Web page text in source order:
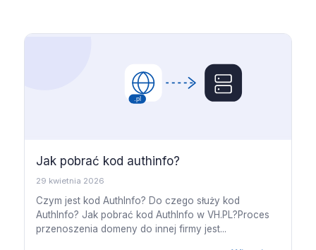
Jak pobrać kod authinfo?
29 kwietnia 2026
Czym jest kod AuthInfo? Do czego służy kod
AuthInfo? Jak pobrać kod AuthInfo w VH.PL?Proces
przenoszenia domeny do innej firmy jest...